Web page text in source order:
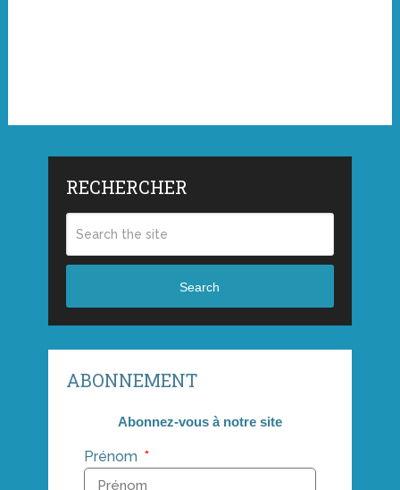
RECHERCHER
Search
ABONNEMENT
Abonnez-vous à notre site
Prénom